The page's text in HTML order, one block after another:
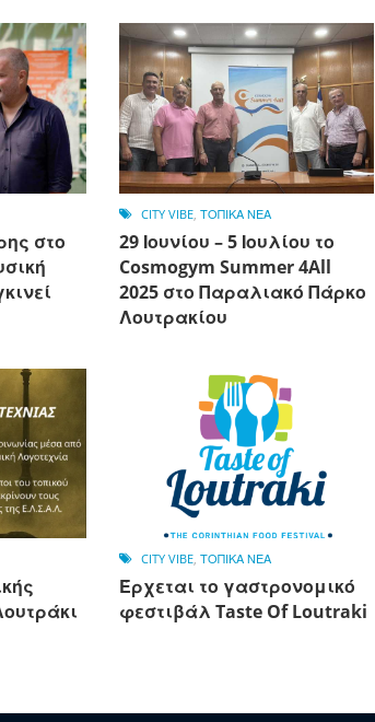
στο
CITY VIBE, ΤΟΠΙΚΑ ΝΕΑ
29 Ιουνίου – 5 Ιουλίου το
Cosmogym Summer 4All
2025 στο Παραλιακό Πάρκο
Λουτρακίου
CITY VIBE, ΤΟΠΙΚΑ ΝΕΑ
Έρχεται το γαστρονομικό
φεστιβάλ Taste Of Loutraki